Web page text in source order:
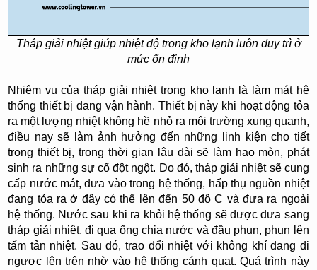
Tháp giải nhiệt giúp nhiệt độ trong kho lạnh luôn duy trì ở
mức ổn định
Nhiệm vụ của tháp giải nhiệt trong kho lạnh là làm mát hệ
thống thiết bị đang vận hành. Thiết bị này khi hoạt động tỏa
ra một lượng nhiệt không hề nhỏ ra môi trường xung quanh,
điều nay sẽ làm ảnh hưởng đến những linh kiện cho tiết
trong thiết bị, trong thời gian lâu dài sẽ làm hao mòn, phát
sinh ra những sự cố đột ngột. Do đó, tháp giải nhiệt sẽ cung
cấp nước mát, đưa vào trong hệ thống, hấp thụ nguồn nhiệt
đang tỏa ra ở đây có thể lên đến 50 độ C và đưa ra ngoài
hệ thống. Nước sau khi ra khỏi hệ thống sẽ được đưa sang
tháp giải nhiệt, đi qua ống chia nước và đầu phun, phun lên
tấm tản nhiệt. Sau đó, trao đổi nhiệt với không khí đang đi
ngược lên trên nhờ vào hệ thống cánh quạt. Quá trình này